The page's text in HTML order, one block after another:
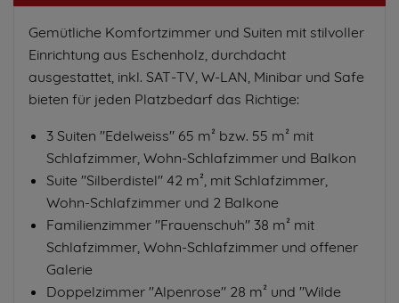
Gemütliche Komfortzimmer und Suiten mit stilvoller
Einrichtung aus Eschenholz, durchdacht
ausgestattet, inkl. SAT-TV, W-LAN, Minibar und Safe
bieten für jeden Platzbedarf das Richtige:
3 Suiten "Edelweiss" 65 m² bzw. 55 m² mit
Schlafzimmer, Wohn-Schlafzimmer und Balkon
Suite "Silberdistel" 42 m², mit Schlafzimmer,
Wohn-Schlafzimmer und 2 Balkone
Familienzimmer "Frauenschuh" 38 m² mit
Schlafzimmer, Wohn-Schlafzimmer und offener
Galerie
Doppelzimmer "Alpenrose" 28 m² und "Wilde